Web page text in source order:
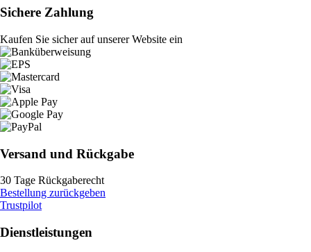
Sichere Zahlung
Kaufen Sie sicher auf unserer Website ein
Versand und Rückgabe
30 Tage Rückgaberecht
Bestellung zurückgeben
Trustpilot
Dienstleistungen